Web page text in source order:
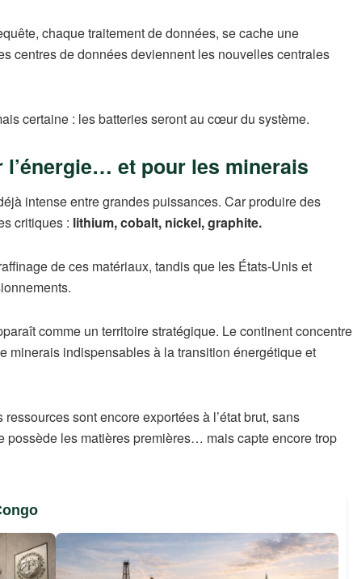
chaque traitement de données, se cache une
centres de données deviennent les nouvelles centrales
certaine : les batteries seront au cœur du système.
et pour les minerais
intense entre grandes puissances. Car produire des
critiques : lithium, cobalt, nickel, graphite.
de ces matériaux, tandis que les États-Unis et
comme un territoire stratégique. Le continent concentre
minerais indispensables à la transition énergétique et
sont encore exportées à l’état brut, sans
possède les matières premières… mais capte encore trop